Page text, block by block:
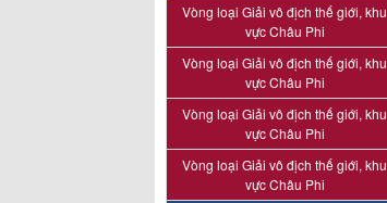
Vòng loại Giải vô địch thế giới, khu
vực Châu Phi
Vòng loại Giải vô địch thế giới, khu
vực Châu Phi
Vòng loại Giải vô địch thế giới, khu
vực Châu Phi
Vòng loại Giải vô địch thế giới, khu
vực Châu Phi